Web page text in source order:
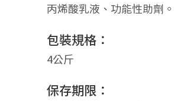
丙烯酸乳液、功能性助劑。
包裝規格：
4公斤
保存期限：